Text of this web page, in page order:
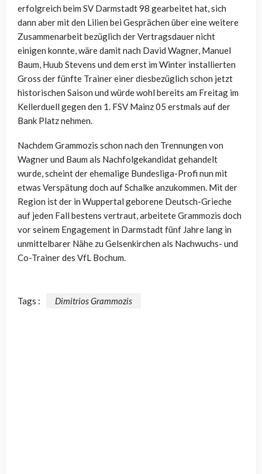
erfolgreich beim SV Darmstadt 98 gearbeitet hat, sich
dann aber mit den Lilien bei Gesprächen über eine weitere
Zusammenarbeit bezüglich der Vertragsdauer nicht
einigen konnte, wäre damit nach David Wagner, Manuel
Baum, Huub Stevens und dem erst im Winter installierten
Gross der fünfte Trainer einer diesbezüglich schon jetzt
historischen Saison und würde wohl bereits am Freitag im
Kellerduell gegen den 1. FSV Mainz 05 erstmals auf der
Bank Platz nehmen.
Nachdem Grammozis schon nach den Trennungen von
Wagner und Baum als Nachfolgekandidat gehandelt
wurde, scheint der ehemalige Bundesliga-Profi nun mit
etwas Verspätung doch auf Schalke anzukommen. Mit der
Region ist der in Wuppertal geborene Deutsch-Grieche
auf jeden Fall bestens vertraut, arbeitete Grammozis doch
vor seinem Engagement in Darmstadt fünf Jahre lang in
unmittelbarer Nähe zu Gelsenkirchen als Nachwuchs- und
Co-Trainer des VfL Bochum.
Tags : Dimitrios Grammozis